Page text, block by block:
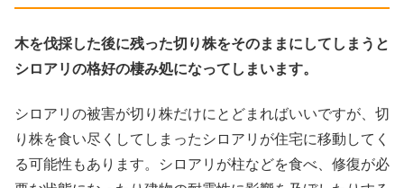
木を伐採した後に残った切り株をそのままにしてしまうと
シロアリの格好の棲み処になってしまいます。
シロアリの被害が切り株だけにとどまればいいですが、切
り株を食い尽くしてしまったシロアリが住宅に移動してく
る可能性もあります。シロアリが柱などを食べ、修復が必